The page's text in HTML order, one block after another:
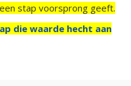
stap voorsprong geeft.
die waarde hecht aan